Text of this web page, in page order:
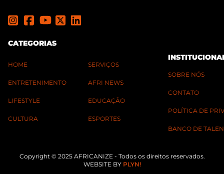
CATEGORIAS
HOME
ENTRETENIMENTO
LIFESTYLE
CULTURA
SERVIÇOS
AFRI NEWS
EDUCAÇÃO
ESPORTES
SOBRE NÓS
CONTATO
POLÍTICA DE
BANCO DE
Copyright © 2025 AFRICANIZE - Todos os direitos reservados.
WEBSITE BY PLYN!